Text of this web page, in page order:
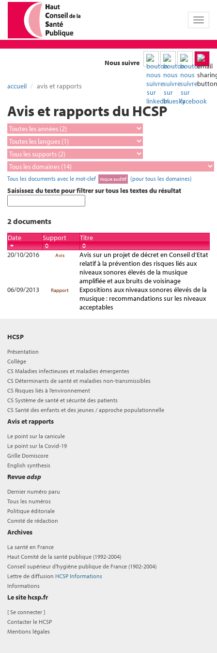
Toggle
Nous suivre
accueil avis et rapports
Avis et rapports du HCSP
Tous les documents avec le mot-clef risque auditif (pour tous les domaines)
Saisissez du texte pour filtrer sur tous les textes du résultat
2 documents
Date Support
Titre
20/10/2016
Avis
Avis sur un projet de décret en Conseil d’Etat
relatif à la prévention des risques liés aux
niveaux sonores élevés de la musique
amplifiée et aux bruits de voisinage
06/09/2013
Rapport
Expositions aux niveaux sonores élevés de la
musique : recommandations sur les niveaux
acceptables
HCSP
Présentation
Collège
CS Maladies infectieuses et maladies émergentes
CS Déterminants de santé et maladies non-transmissibles
CS Risques liés à l’environnement
CS Système de santé et sécurité des patients
CS Santé des enfants et des jeunes / approche populationnelle
Avis et rapports
Le point sur la canicule
Le point sur la Covid-19
Grille Domiscore
English synthesis
Revueadsp
Dernier numéro paru
Tous les numéros
Politique éditoriale
Comité de rédaction
Archives
La santé en France
Haut Comité de la santé publique (1992-2004)
Conseil supérieur d'hygiène publique de France (1902-2004)
Lettre de diffusion HCSP Informations
Informations
Le site hcsp.fr
[Se connecter ]
Contacter le HCSP
Mentions légales